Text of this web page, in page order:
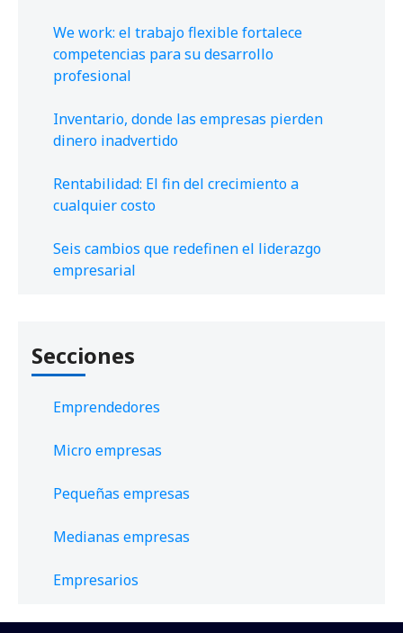
We work: el trabajo flexible fortalece
competencias para su desarrollo
profesional
Inventario, donde las empresas pierden
dinero inadvertido
Rentabilidad: El fin del crecimiento a
cualquier costo
Seis cambios que redefinen el liderazgo
empresarial
Secciones
Emprendedores
Micro empresas
Pequeñas empresas
Medianas empresas
Empresarios